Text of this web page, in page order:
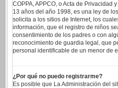
COPPA, APPCO, o Acta de Privacidad
13 años del año 1998, es una ley de
solicita a los sitios de Internet, los
información, que el registro de niños
consentimiento de los padres o con
reconocimiento de guardia legal, que
personal identificable de un menor de
¿Por qué no puedo registrarme?
Es posible que La Administración del